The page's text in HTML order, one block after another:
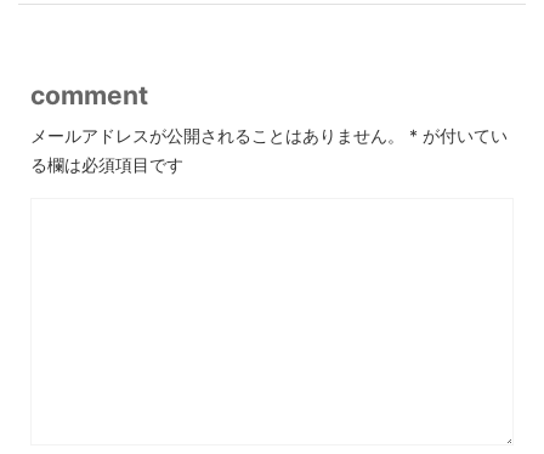
comment
メールアドレスが公開されることはありません。 * が付いてい
る欄は必須項目です